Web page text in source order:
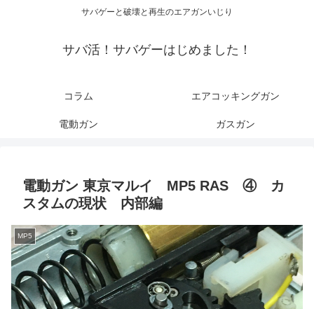
サバゲーと破壊と再生のエアガンいじり
サバ活！サバゲーはじめました！
コラム エアコッキングガン
電動ガン ガスガン
電動ガン 東京マルイ MP5 RAS ④ カ
スタムの現状 内部編
MP5